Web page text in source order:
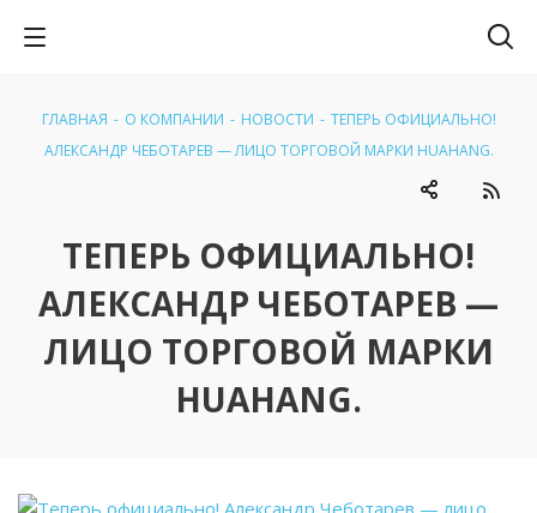
ГЛАВНАЯ - О КОМПАНИИ - НОВОСТИ - ТЕПЕРЬ ОФИЦИАЛЬНО!
АЛЕКСАНДР ЧЕБОТАРЕВ — ЛИЦО ТОРГОВОЙ МАРКИ HUAHANG.
ТЕПЕРЬ ОФИЦИАЛЬНО!
АЛЕКСАНДР ЧЕБОТАРЕВ —
ЛИЦО ТОРГОВОЙ МАРКИ
HUAHANG.